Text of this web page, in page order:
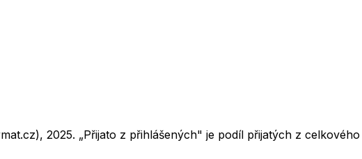
2025. „Přijato z přihlášených" je podíl přijatých z